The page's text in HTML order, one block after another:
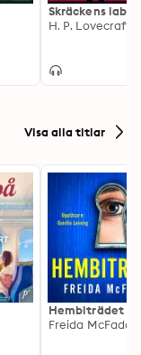
Skräckens
H. P. Lovecraft
Visa alla titlar
Hembiträdet
Freida